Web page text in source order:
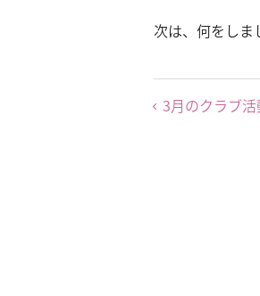
次は、何をし
3月のクラブ活